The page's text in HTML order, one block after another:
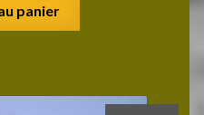
panier